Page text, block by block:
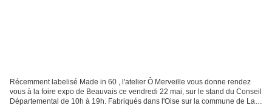
Récemment labelisé Made in 60 , l'atelier Ô Merveille vous donne rendez
vous à la foire expo de Beauvais ce vendredi 22 mai, sur le stand du Conseil
Départemental de 10h à 19h. Fabriqués dans l'Oise sur la commune de La